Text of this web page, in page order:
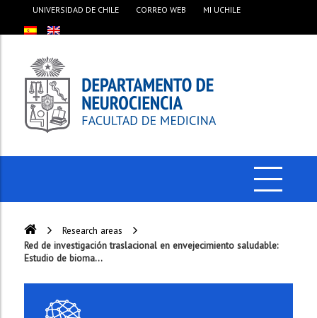
UNIVERSIDAD DE CHILE CORREO WEB MI UCHILE
Research areas
Red de investigación traslacional en envejecimiento saludable:
Estudio de bioma...